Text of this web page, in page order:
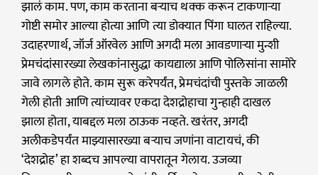
झालं काम. पण, काम करताना बऱ्याच थक्क करून टाकणाऱ्या
गोष्टी समोर आल्या होत्या आणि त्या डोक्यात पिंगा घालत राहिल्या.
उदाहरणार्थ, जॉर्ज ऑरवेल आणि अगदी मला आवडणाऱ्या मुन्शी
प्रेमचंदांसारख्या लेखकांनासुद्धा कायद्याला आणि पोलिसांना सामोरे
जावे लागले होते. काम सुरू करेपर्यंत, प्रेमचंदांची पुस्तके जाळली
गेली होती आणि त्यांच्यावर एकदा देशद्रोहाचा गुन्हाही दाखल
झाला होता, याबद्दल मला ठाऊक नव्हते. खरंतर, अगदी
अलीकडेपर्यंत माझ्यासारख्या बऱ्याच जणांना वाटायचं, की
‘देशद्रोह’ हा शब्दच आपल्या वापरातून गेलाय. उजव्या